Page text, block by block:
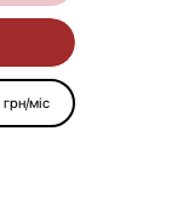
грн/міс